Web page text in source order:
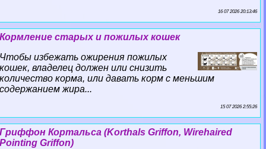
16 07 2026 20:13:46
Кормление старых и пожилых кошек
Чтобы избежать ожирения пожилых
кошек, владелец должен или снизить
количество корма, или давать корм с меньшим
содержанием жира...
15 07 2026 2:55:26
Гриффон Кортальса (Korthals Griffon, Wirehaired
Pointing Griffon)